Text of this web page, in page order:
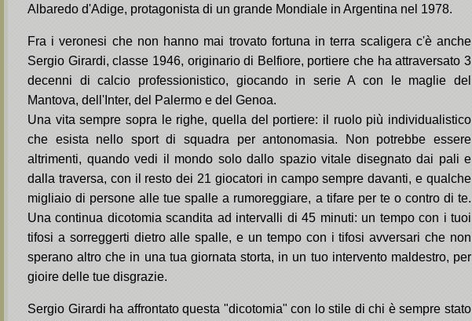
Albaredo d'Adige, protagonista di un grande Mondiale in Argentina nel 1978.
Fra i veronesi che non hanno mai trovato fortuna in terra scaligera c'è anche
Sergio Girardi, classe 1946, originario di Belfiore, portiere che ha attraversato 3
decenni di calcio professionistico, giocando in serie A con le maglie del
Mantova, dell'Inter, del Palermo e del Genoa.
Una vita sempre sopra le righe, quella del portiere: il ruolo più individualistico
che esista nello sport di squadra per antonomasia. Non potrebbe essere
altrimenti, quando vedi il mondo solo dallo spazio vitale disegnato dai pali e
dalla traversa, con il resto dei 21 giocatori in campo sempre davanti, e qualche
migliaio di persone alle tue spalle a rumoreggiare, a tifare per te o contro di te.
Una continua dicotomia scandita ad intervalli di 45 minuti: un tempo con i tuoi
tifosi a sorreggerti dietro alle spalle, e un tempo con i tifosi avversari che non
sperano altro che in una tua giornata storta, in un tuo intervento maldestro, per
gioire delle tue disgrazie.
Sergio Girardi ha affrontato questa "dicotomia" con lo stile di chi è sempre stato